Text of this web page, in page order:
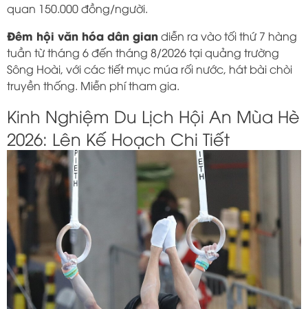
quan 150.000 đồng/người.
Đêm hội văn hóa dân giandiễn ra vào tối thứ 7 hàng
tuần từ tháng 6 đến tháng 8/2026 tại quảng trường
Sông Hoài, với các tiết mục múa rối nước, hát bài chòi
truyền thống. Miễn phí tham gia.
Kinh Nghiệm Du Lịch Hội An Mùa Hè
2026: Lên Kế Hoạch Chi Tiết